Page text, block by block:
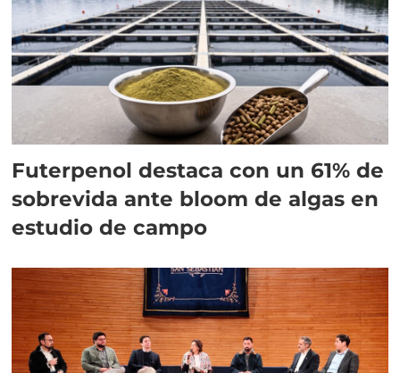
Futerpenol destaca con un 61% de
sobrevida ante bloom de algas en
estudio de campo